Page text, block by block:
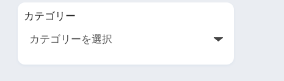
カテゴリー